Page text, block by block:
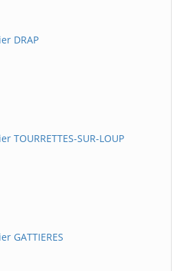
DRAP
TOURRETTES-SUR-LOUP
GATTIERES